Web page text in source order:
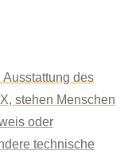
des
stehen Menschen
oder
technische